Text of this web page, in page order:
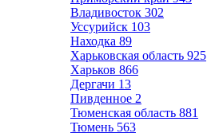
Владивосток 302
Уссурийск 103
Находка 89
Харьковская область 925
Харьков 866
Дергачи 13
Пивденное 2
Тюменская область 881
Тюмень 563